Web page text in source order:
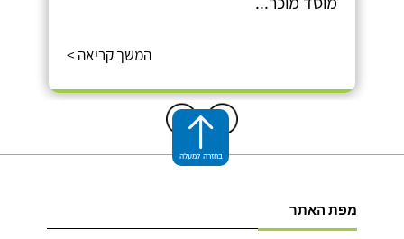
המשך קריאה >
בחזרה למעלה
מפת האתר